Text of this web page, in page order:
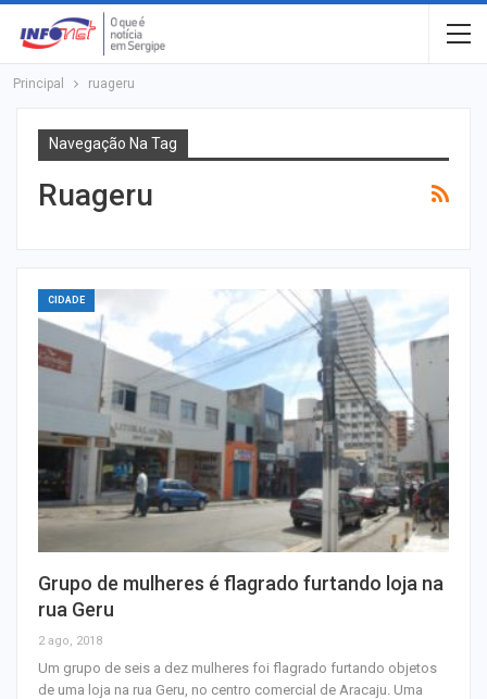
Principal ruageru
Navegação Na Tag
Ruageru
CIDADE
Grupo de mulheres é flagrado furtando loja na
rua Geru
2 ago, 2018
Um grupo de seis a dez mulheres foi flagrado furtando objetos
de uma loja na rua Geru, no centro comercial de Aracaju. Uma